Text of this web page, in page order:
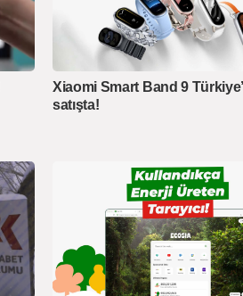
Xiaomi Smart Band 9
satışta!